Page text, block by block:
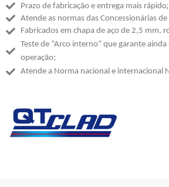
Prazo de fabricação e entrega mais rápido;
Atende as normas das Concessionárias de
Fabricados em chapa de aço de 2,5 mm,
Teste de “Arco interno” que garante ainda
operação;
Atende a Norma nacional e internacional